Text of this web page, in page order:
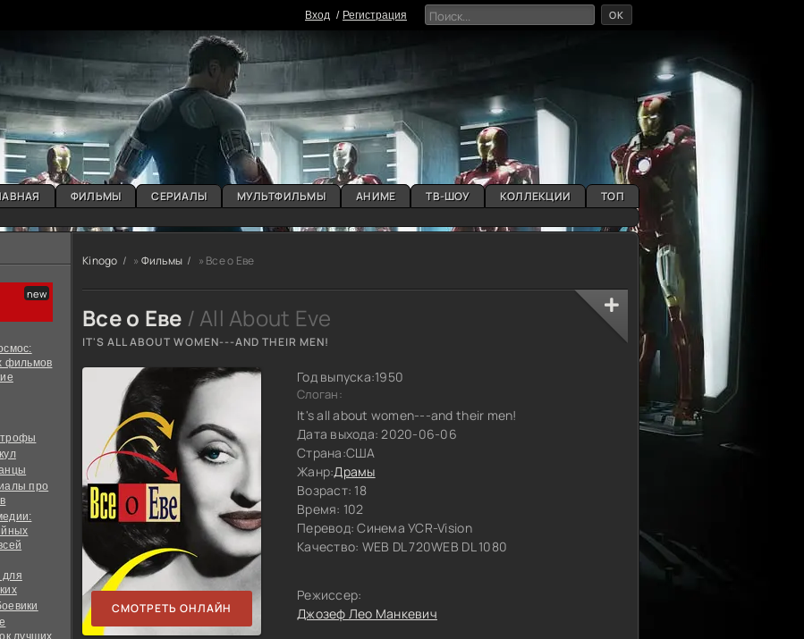
Вxoд Регистрация OK
ФИЛЬМЫ СЕРИАЛЫ МУЛЬТФИЛЬМЫ АНИМЕ ТВ-ШОУ КОЛЛЕКЦИИ ТОП
фильмов
про
лучших
Kinogo » Фильмы » Все о Еве
Все о Еве / All About Eve
IT'S ALL ABOUT WOMEN---AND THEIR MEN!
СМОТРЕТЬ ОНЛАЙН
Год выпуска:1950
Слоган:
It's all about women---and their men!
Дата выхода: 2020-06-06
Страна:США
Жанр:Драмы
Возраст: 18
Время: 102
Перевод:Синема УСR-Vision
Качество: WEB DL 720WEB DL 1080
Режиссер:
Джозеф Лео Манкевич